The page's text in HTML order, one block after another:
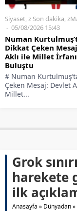
Siyaset,z Son dakika,
05/08/2026 15:43
Numan
Dikkat Çeken
Aklı ile Millet İrfanı
Buluştu
# Numan
Çeken Mesaj: Devlet
Millet...
Grok
harekete
ilk
Anasayfa » Dünyadan»